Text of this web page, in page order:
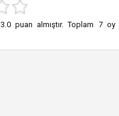
3.0puan almıştır. Toplam 7oy